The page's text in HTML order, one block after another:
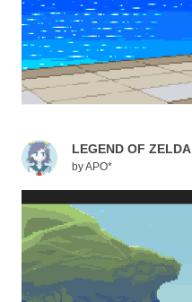
LEGEND OF ZELDA
byAPO*